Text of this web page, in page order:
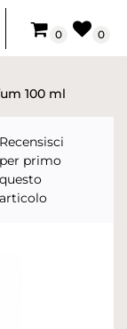
0 0
100 ml
Recensisci
per primo
questo
articolo